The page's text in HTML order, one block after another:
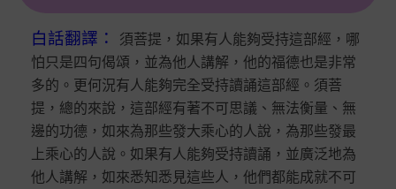
白話翻譯 ：
須菩提，如果有人能夠受持這部經，哪
怕只是四句偈頌，並為他人講解，他的福德也是非常
多的。更何況有人能夠完全受持讀誦這部經。須菩
提，總的來說，這部經有著不可思議、無法衡量、無
邊的功德，如來為那些發大乘心的人說，為那些發最
上乘心的人說。如果有人能夠受持讀誦，並廣泛地為
他人講解，如來悉知悉見這些人，他們都能成就不可